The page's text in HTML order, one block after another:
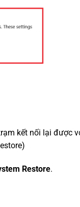
kết nối lại được
Restore.